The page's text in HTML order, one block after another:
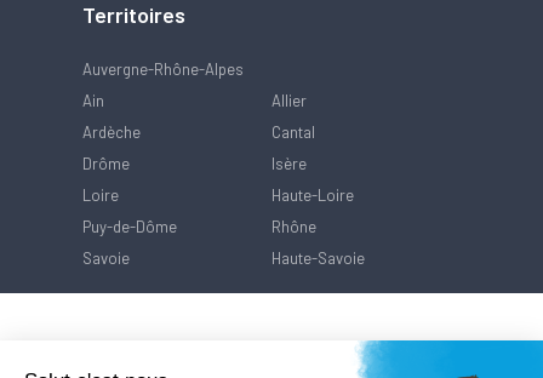
Territoires
Auvergne-Rhône-Alpes
Ain
Allier
Ardèche
Cantal
Drôme
Isère
Loire
Haute-Loire
Puy-de-Dôme
Rhône
Savoie
Haute-Savoie